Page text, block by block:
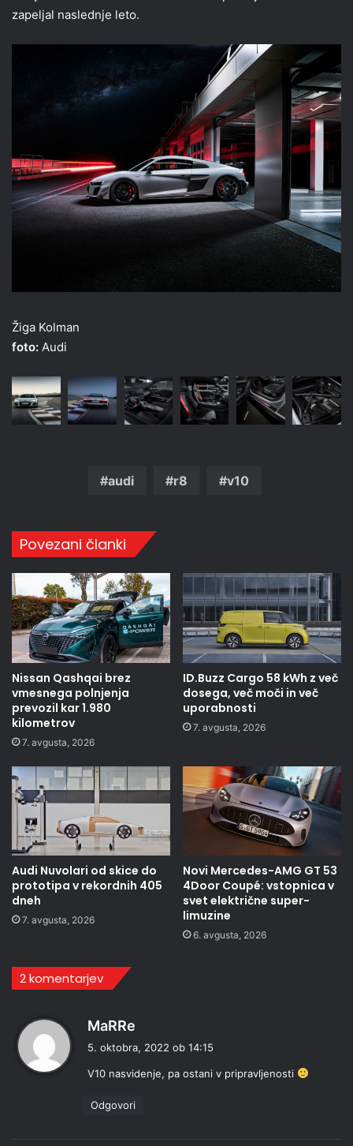
zapeljal naslednje leto.
Žiga Kolman
foto: Audi
audi r8 v10
Povezani članki
Nissan Qashqai brez
vmesnega polnjenja
prevozil kar 1.980
kilometrov
7. avgusta, 2026
ID.Buzz Cargo 58 kWh z več
dosega, več moči in več
uporabnosti
7. avgusta, 2026
Audi Nuvolari od skice do
prototipa v rekordnih 405
dneh
7. avgusta, 2026
Novi Mercedes-AMG GT 53
4Door Coupé: vstopnica v
svet električne super-
limuzine
6. avgusta, 2026
2 komentarjev
MaRRe
v
5. oktobra, 2022 ob 14:15
V10 nasvidenje, pa ostani v pripravljenosti
Odgovori